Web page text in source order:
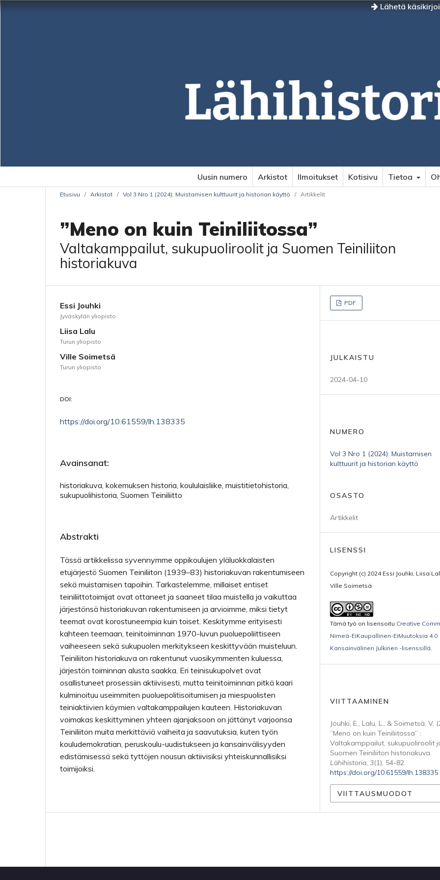
Lähetä
Uusin numero Arkistot Ilmoitukset Kotisivu Tietoa
Etusivu / Arkistot / Vol 3 Nro 1 (2024): Muistamisen kulttuurit ja historian käyttö / Artikkelit
”Meno on kuin Teiniliitossa”
Valtakamppailut, sukupuoliroolit ja Suomen Teiniliiton
historiakuva
Essi Jouhki
Jyväskylän yliopisto
Liisa Lalu
Turun yliopisto
Ville Soimetsä
Turun yliopisto
DOI:
https://doi.org/10.61559/lh.138335
Avainsanat:
historiakuva, kokemuksen historia, koululaisliike, muistitietohistoria,
sukupuolihistoria, Suomen Teiniliitto
Abstrakti
Tässä artikkelissa syvennymme oppikoulujen yläluokkalaisten
etujärjestö Suomen Teiniliiton (1939–83) historiakuvan rakentumiseen
sekä muistamisen tapoihin. Tarkastelemme, millaiset entiset
teiniliittotoimijat ovat ottaneet ja saaneet tilaa muistella ja vaikuttaa
järjestönsä historiakuvan rakentumiseen ja arvioimme, miksi tietyt
teemat ovat korostuneempia kuin toiset. Keskitymme erityisesti
kahteen teemaan, teinitoiminnan 1970-luvun puoluepoliittiseen
vaiheeseen sekä sukupuolen merkitykseen keskittyvään muisteluun.
Teiniliiton historiakuva on rakentunut vuosikymmenten kuluessa,
järjestön toiminnan alusta saakka. Eri teinisukupolvet ovat
osallistuneet prosessiin aktiivisesti, mutta teinitoiminnan pitkä kaari
kulminoituu useimmiten puoluepolitisoitumisen ja miespuolisten
teiniaktiivien käymien valtakamppailujen kauteen. Historiakuvan
voimakas keskittyminen yhteen ajanjaksoon on jättänyt varjoonsa
Teiniliiton muita merkittäviä vaiheita ja saavutuksia, kuten työn
kouludemokratian, peruskoulu-uudistukseen ja kansainvälisyyden
edistämisessä sekä tyttöjen nousun aktiivisiksi yhteiskunnallisiksi
toimijoiksi.
PDF
JULKAISTU
2024-04-10
NUMERO
Vol 3 Nro 1 (2024): Muistamisen
kulttuurit ja historian käyttö
OSASTO
Artikkelit
LISENSSI
Copyright (c) 2024 Essi Jouhki, Liisa
Ville Soimetsä
Tämä työ on lisensoitu Creative
Nimeä-EiKaupallinen-EiMuutoksia 4.0
Kansainvälinen Julkinen -lisenssillä.
VIITTAAMINEN
Jouhki, E., Lalu, L., & Soimetsä, V.
”Meno on kuin Teiniliitossa” :
Valtakamppailut, sukupuoliroolit
Suomen Teiniliiton historiakuva.
Lähihistoria, 3(1), 54-82.
https://doi.org/10.61559/lh.138335
VIITTAUSMUODOT